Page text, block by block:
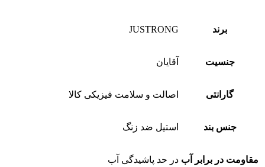
برند JUSTRONG
جنسیت آقایان
گارانتی اصالت و سلامت فیزیکی کالا
جنس بند استیل ضد زنگ
مقاومت در برابر آب در حد پاشیدگی آب